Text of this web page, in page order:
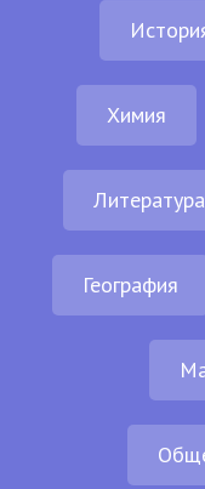
Химия
Литература
География